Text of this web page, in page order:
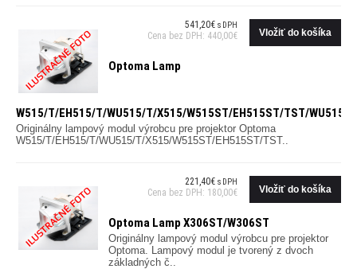
541,20€ s DPH
Cena bez DPH: 440,00€
Optoma Lamp
W515/T/EH515/T/WU515/T/X515/W515ST/EH515ST/TST/
Originálny lampový modul výrobcu pre projektor Optoma
W515/T/EH515/T/WU515/T/X515/W515ST/EH515ST/TST..
221,40€ s DPH
Cena bez DPH: 180,00€
Optoma Lamp X306ST/W306ST
Originálny lampový modul výrobcu pre projektor
Optoma. Lampový modul je tvorený z dvoch
základných č..